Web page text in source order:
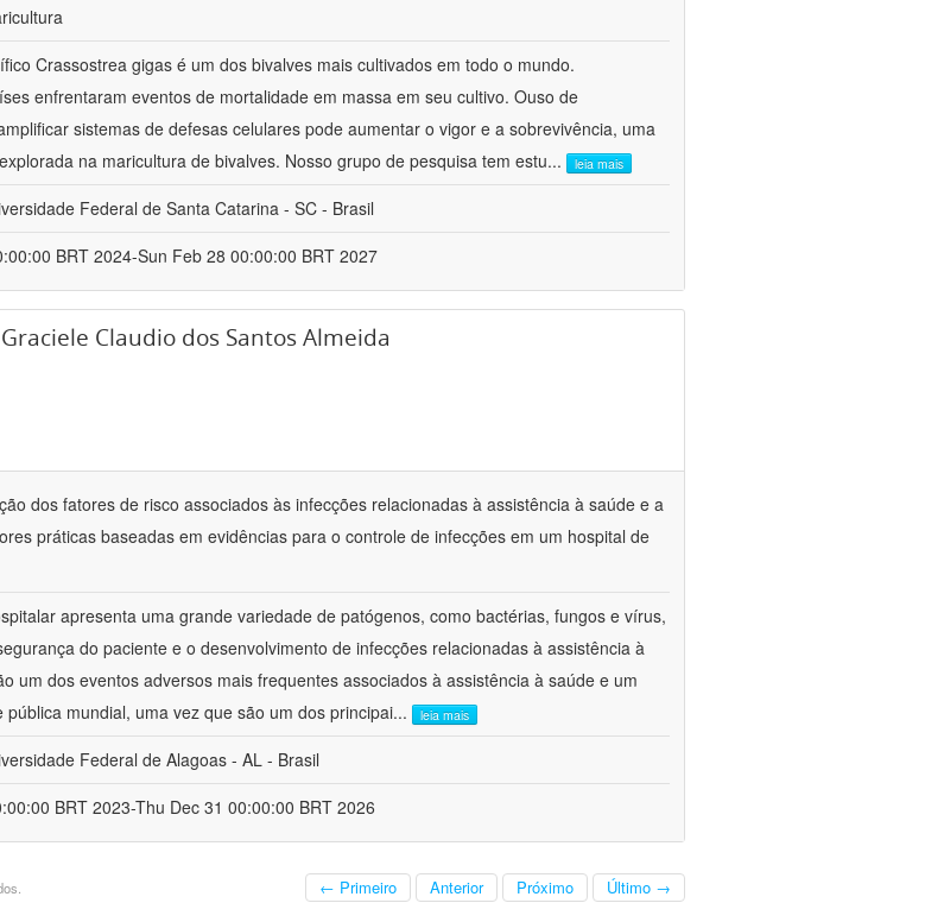
Crassostrea gigas é um dos bivalves mais cultivados em todo o mundo.
enfrentaram eventos de mortalidade em massa em seu cultivo. Ouso de
sistemas de defesas celulares pode aumentar o vigor e a sobrevivência, uma
na maricultura de bivalves. Nosso grupo de pesquisa tem estu... leia mais
Federal de Santa Catarina - SC - Brasil
BRT 2024-Sun Feb 28 00:00:00 BRT 2027
Claudio dos Santos Almeida
dos fatores de risco associados às infecções relacionadas à assistência à saúde e a
práticas baseadas em evidências para o controle de infecções em um hospital de
apresenta uma grande variedade de patógenos, como bactérias, fungos e vírus,
do paciente e o desenvolvimento de infecções relacionadas à assistência à
um dos eventos adversos mais frequentes associados à assistência à saúde e um
mundial, uma vez que são um dos principai... leia mais
Federal de Alagoas - AL - Brasil
BRT 2023-Thu Dec 31 00:00:00 BRT 2026
← Primeiro Anterior Próximo Último →